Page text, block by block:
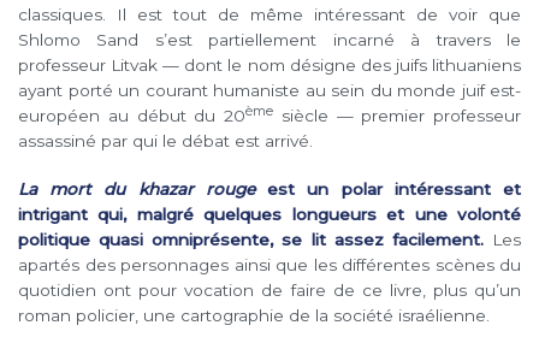
classiques. Il est tout de même intéressant de voir que
Shlomo Sand s’est partiellement incarné à travers le
professeur Litvak — dont le nom désigne des juifs lithuaniens
ayant porté un courant humaniste au sein du monde juif est-
européen au début du 20ème
siècle — premier professeur
assassiné par qui le débat est arrivé.
La mort du khazar rougeest un polar intéressant et
intrigant qui, malgré quelques longueurs et une volonté
politique quasi omniprésente, se lit assez facilement.Les
apartés des personnages ainsi que les différentes scènes du
quotidien ont pour vocation de faire de ce livre, plus qu’un
roman policier, une cartographie de la société israélienne.